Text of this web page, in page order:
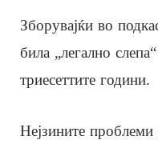
Зборувајќи во
била „легално
триесеттите години.
Нејзините